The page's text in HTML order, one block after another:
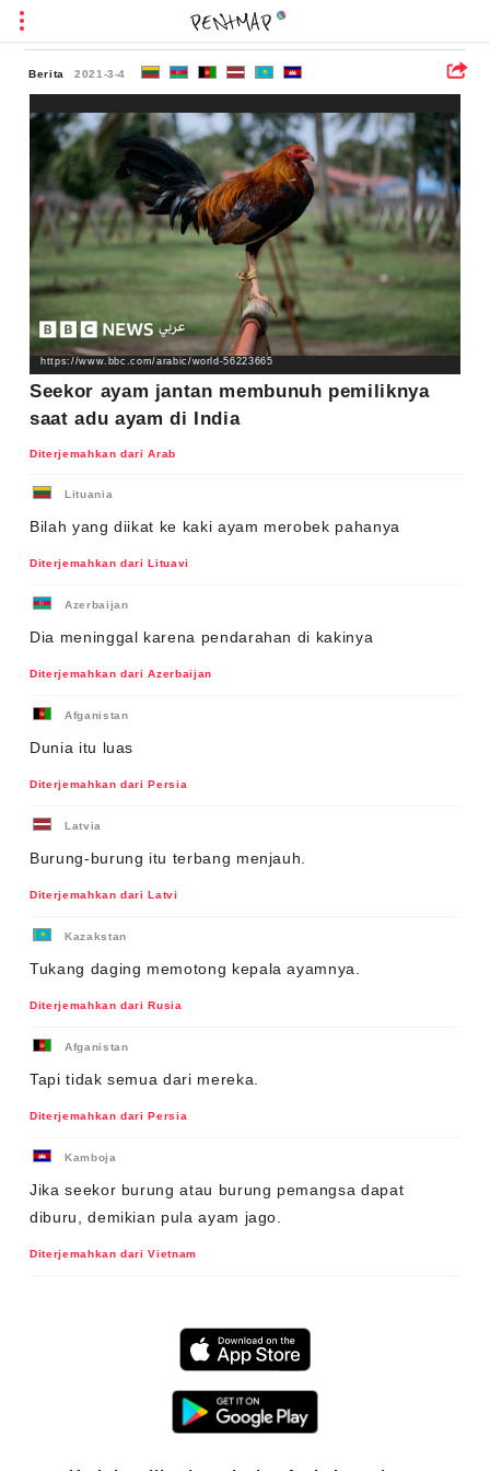
Berita 2021-3-4
https://www.bbc.com/arabic/world-56223665
Seekor ayam jantan membunuh pemiliknya
saat adu ayam di India
Diterjemahkan dari Arab
Lituania
Bilah yang diikat ke kaki ayam merobek pahanya
Diterjemahkan dari Lituavi
Azerbaijan
Dia meninggal karena pendarahan di kakinya
Diterjemahkan dari Azerbaijan
Afganistan
Dunia itu luas
Diterjemahkan dari Persia
Latvia
Burung-burung itu terbang menjauh.
Diterjemahkan dari Latvi
Kazakstan
Tukang daging memotong kepala ayamnya.
Diterjemahkan dari Rusia
Afganistan
Tapi tidak semua dari mereka.
Diterjemahkan dari Persia
Kamboja
Jika seekor burung atau burung pemangsa dapat
diburu, demikian pula ayam jago.
Diterjemahkan dari Vietnam